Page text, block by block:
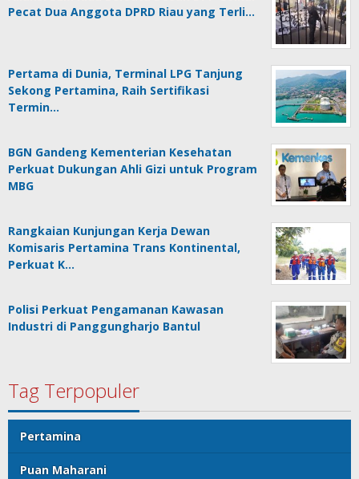
Pecat Dua Anggota DPRD Riau yang Terli…
Pertama di Dunia, Terminal LPG Tanjung
Sekong Pertamina, Raih Sertifikasi
Termin…
BGN Gandeng Kementerian Kesehatan
Perkuat Dukungan Ahli Gizi untuk Program
MBG
Rangkaian Kunjungan Kerja Dewan
Komisaris Pertamina Trans Kontinental,
Perkuat K…
Polisi Perkuat Pengamanan Kawasan
Industri di Panggungharjo Bantul
Tag Terpopuler
Pertamina
Puan Maharani